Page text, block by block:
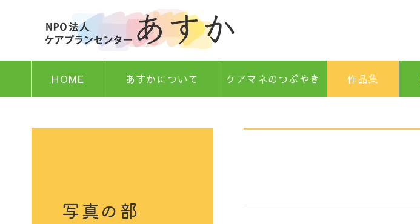
HOME あすかについて ケアマネのつぶやき 作品集
写真の部